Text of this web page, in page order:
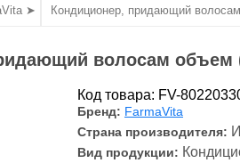
➤ Кондиционер, придающий
волосам объем
Код товара: FV-
Бренд: FarmaVita
Страна производителя:
Вид продукции: